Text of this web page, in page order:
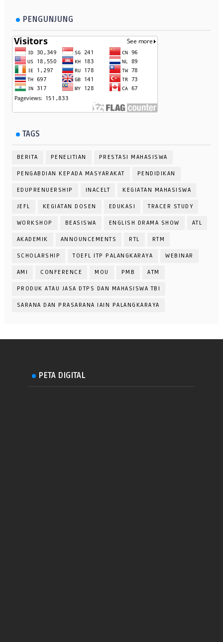
PENGUNJUNG
TAGS
BERITA PENELITIAN PRESTASI MAHASISWA
PENGABDIAN KEPADA MASYARAKAT PENDIDIKAN
EDUPRENUERSHIP INACELT KEGIATAN MAHASISWA
JEFL KEGIATAN DOSEN EDUKASI TRACER STUDY
WORKSHOP BEASISWA ENGLISH DRAMA SHOW ATL
AKADEMIK ANNOUNCEMENTS RTL RTM
SCHOLARSHIP TOEFL ITP PALANGKARAYA WEBINAR
AMI CONFERENCE MOU PMB ATM
PRODUK ATAU JASA DTPS DAN MAHASISWA TBI
SARANA DAN PRASARANA IAIN PALANGKARAYA
PETA DIGITAL